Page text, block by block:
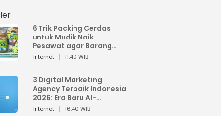
6 Trik Packing Cerdas
untuk Mudik Naik
Pesawat agar Barang
Tidak Over Bagasi
Internet 11:40 WIB
3 Digital Marketing
Agency Terbaik Indonesia
2026: Era Baru AI-
Powered Marketing
Internet 16:40 WIB